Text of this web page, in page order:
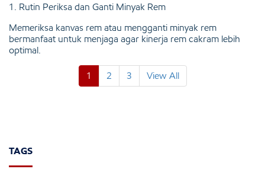
1. Rutin Periksa dan Ganti Minyak Rem
Memeriksa kanvas rem atau mengganti minyak rem
bermanfaat untuk menjaga agar kinerja rem cakram lebih
optimal.
1 2 3 View All
TAGS